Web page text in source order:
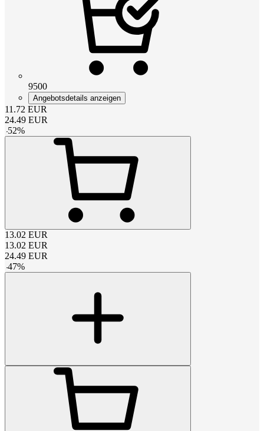
9500
Angebotsdetails anzeigen
11.72 EUR
24.49 EUR
-52%
13.02 EUR
13.02 EUR
24.49 EUR
-47%